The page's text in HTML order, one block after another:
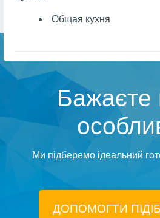
Общая кухня
Бажаєте
Ми підберемо ідеальний
ДОПОМОГТИ